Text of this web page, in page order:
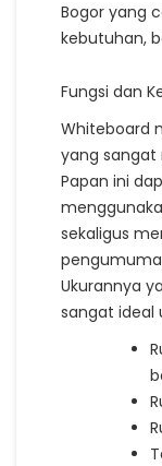
Bogor yang
kebutuhan,
Fungsi dan
Whiteboard
yang
Papan ini
sekaligus
Ukurannya
sangat ideal